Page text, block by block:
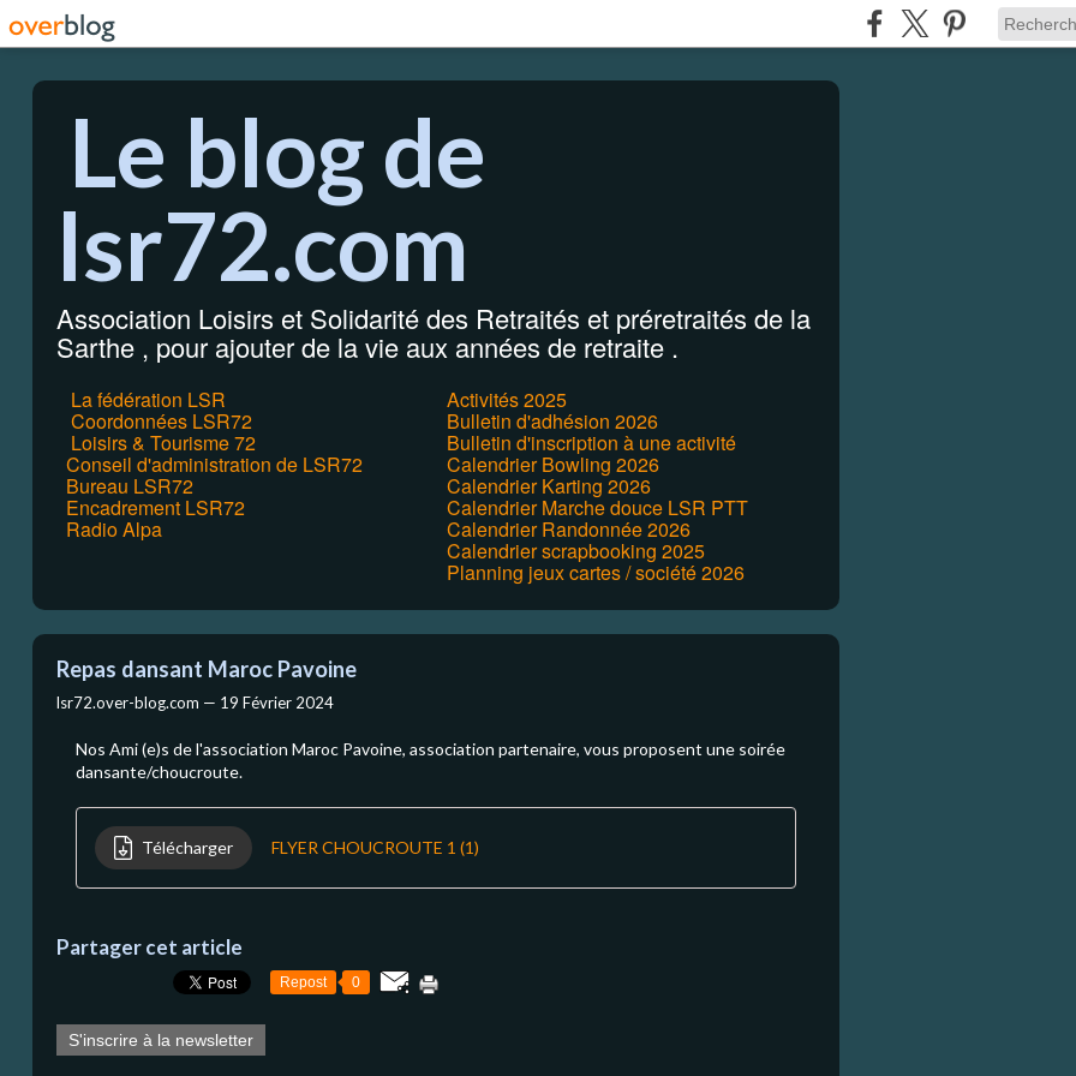
Le blog de
lsr72.com
Association Loisirs et Solidarité des Retraités et préretraités de la
Sarthe , pour ajouter de la vie aux années de retraite .
La fédération LSR
Coordonnées LSR72
Loisirs & Tourisme 72
Conseil d'administration de LSR72
Bureau LSR72
Encadrement LSR72
Radio Alpa
Activités 2025
Bulletin d'adhésion 2026
Bulletin d'inscription à une activité
Calendrier Bowling 2026
Calendrier Karting 2026
Calendrier Marche douce LSR PTT
Calendrier Randonnée 2026
Calendrier scrapbooking 2025
Planning jeux cartes / société 2026
Repas dansant Maroc Pavoine
lsr72.over-blog.com — 19 Février 2024
Nos Ami (e)s de l'association Maroc Pavoine, association partenaire, vous proposent une soirée
dansante/choucroute.
Télécharger FLYER CHOUCROUTE 1 (1)
Partager cet article
Repost 0
S'inscrire à la newsletter